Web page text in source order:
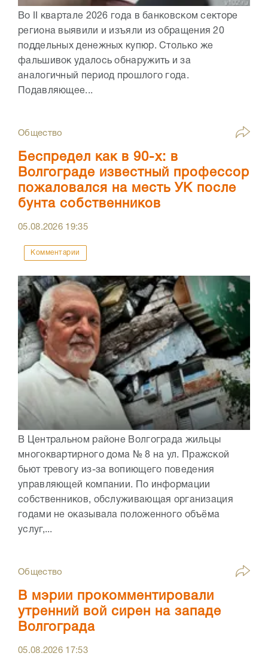
Во II квартале 2026 года в банковском секторе
региона выявили и изъяли из обращения 20
поддельных денежных купюр. Столько же
фальшивок удалось обнаружить и за
аналогичный период прошлого года.
Подавляющее...
Общество
Беспредел как в 90-х: в
Волгограде известный профессор
пожаловался на месть УК после
бунта собственников
05.08.2026 19:35
Комментарии
В Центральном районе Волгограда жильцы
многоквартирного дома № 8 на ул. Пражской
бьют тревогу из-за вопиющего поведения
управляющей компании. По информации
собственников, обслуживающая организация
годами не оказывала положенного объёма
услуг,...
Общество
В мэрии прокомментировали
утренний вой сирен на западе
Волгограда
05.08.2026 17:53